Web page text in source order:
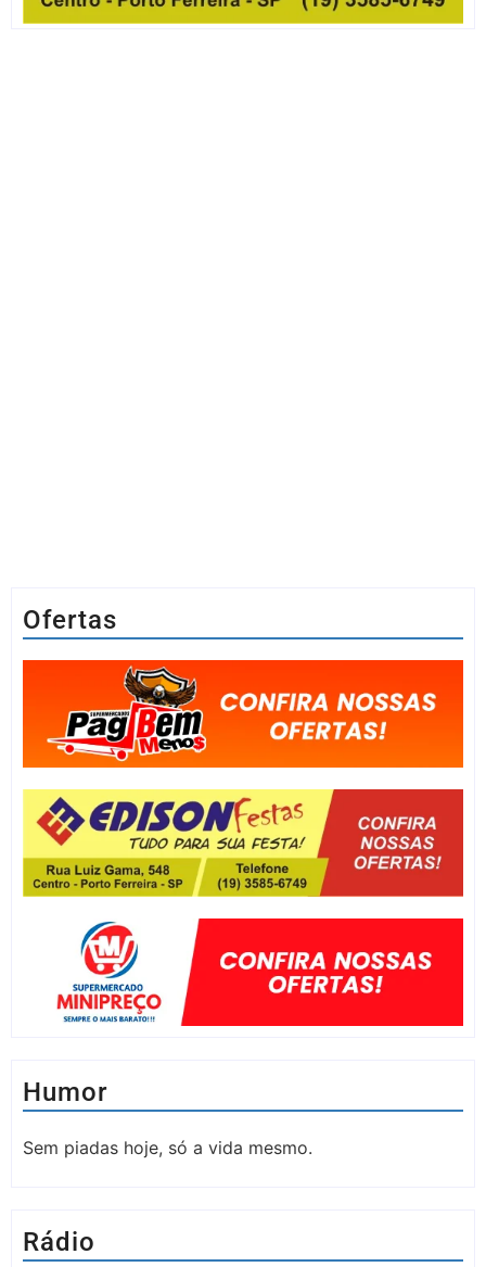
Ofertas
Humor
Sem piadas hoje, só a vida mesmo.
Rádio